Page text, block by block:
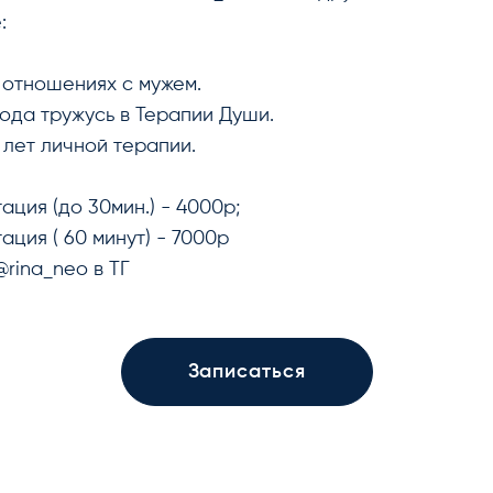
отношениях с мужем.
тружусь в Терапии Души.
личной терапии.
(до 30мин.) - 4000р;
( 60 минут) - 7000р
в ТГ
Записаться